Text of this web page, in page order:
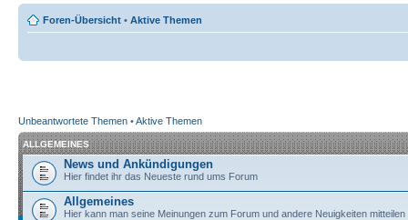
Foren-Übersicht • Aktive Themen
Unbeantwortete Themen •Aktive Themen
ALLGEMEINES
News und Ankündigungen
Hier findet ihr das Neueste rund ums Forum
Allgemeines
Hier kann man seine Meinungen zum Forum und andere Neuigkeiten mitteilen